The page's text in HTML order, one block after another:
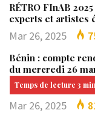
RÉTRO FInAB
experts et artistes
Mar 26, 2025
Bénin : compte
du mercredi 26
Mar 26, 2025